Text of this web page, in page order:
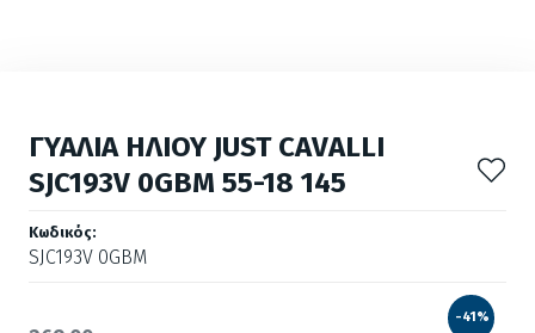
ΓΥΑΛΙΑ ΗΛΙΟΥ JUST CAVALLI
SJC193V 0GBM 55-18 145
Κωδικός:
SJC193V 0GBM
-41%